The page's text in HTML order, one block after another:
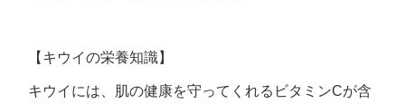
【キウイの栄養知識】
キウイには、肌の健康を守ってくれるビタミンCが含